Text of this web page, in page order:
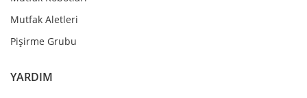
Mutfak Aletleri
Pişirme Grubu
YARDIM